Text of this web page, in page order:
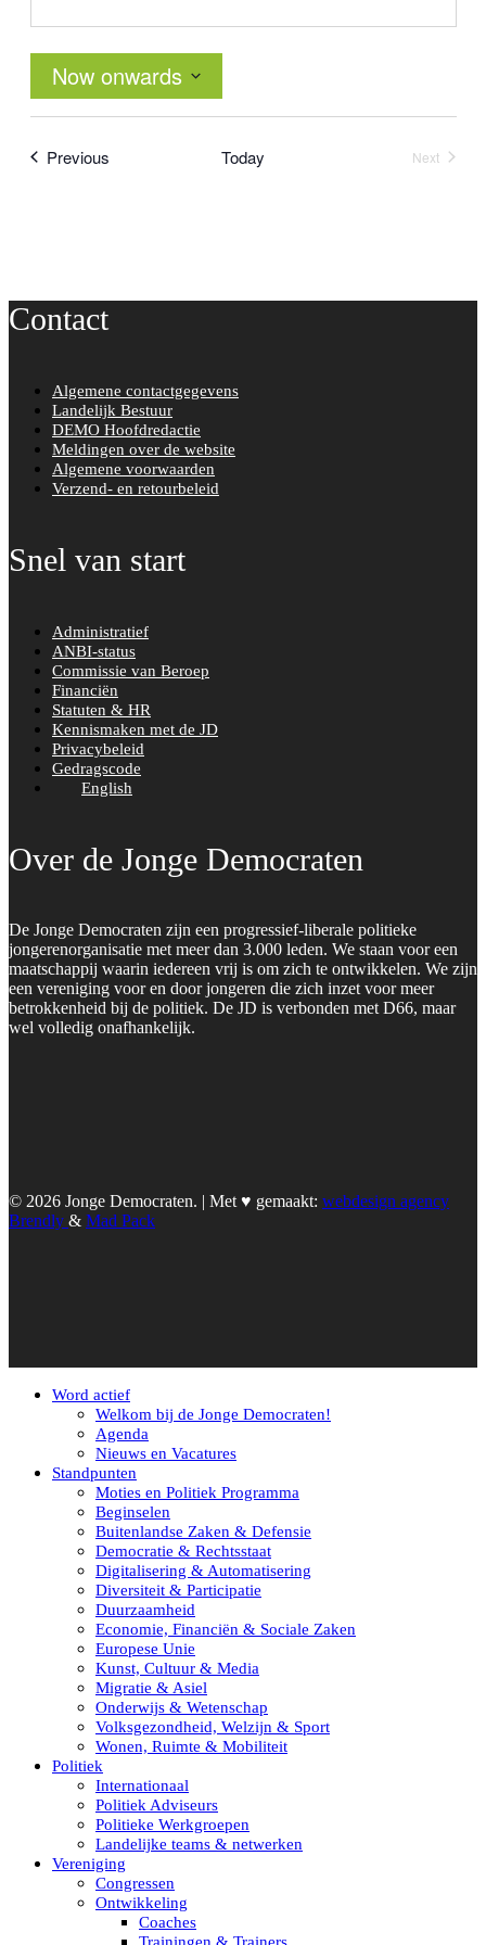
Now onwards
PreviousEvents Today
Next
Contact
Algemene contactgegevens
Landelijk Bestuur
DEMO Hoofdredactie
Meldingen over de website
Algemene voorwaarden
Verzend- en retourbeleid
Snel van start
Administratief
ANBI-status
Commissie van Beroep
Financiën
Statuten & HR
Kennismaken met de JD
Privacybeleid
Gedragscode
English
Over de Jonge Democraten
De Jonge Democraten zijn een progressief-liberale politieke
jongerenorganisatie met meer dan 3.000 leden. We staan voor een
maatschappij waarin iedereen vrij is om zich te ontwikkelen. We zijn
een vereniging voor en door jongeren die zich inzet voor meer
betrokkenheid bij de politiek. De JD is verbonden met D66, maar
wel volledig onafhankelijk.
© 2026 Jonge Democraten. | Met ♥︎ gemaakt: webdesign agency
Brendly & Mad Pack
Word actief
Welkom bij de Jonge Democraten!
Agenda
Nieuws en Vacatures
Standpunten
Moties en Politiek Programma
Beginselen
Buitenlandse Zaken & Defensie
Democratie & Rechtsstaat
Digitalisering & Automatisering
Diversiteit & Participatie
Duurzaamheid
Economie, Financiën & Sociale Zaken
Europese Unie
Kunst, Cultuur & Media
Migratie & Asiel
Onderwijs & Wetenschap
Volksgezondheid, Welzijn & Sport
Wonen, Ruimte & Mobiliteit
Politiek
Internationaal
Politiek Adviseurs
Politieke Werkgroepen
Landelijke teams & netwerken
Vereniging
Congressen
Ontwikkeling
Coaches